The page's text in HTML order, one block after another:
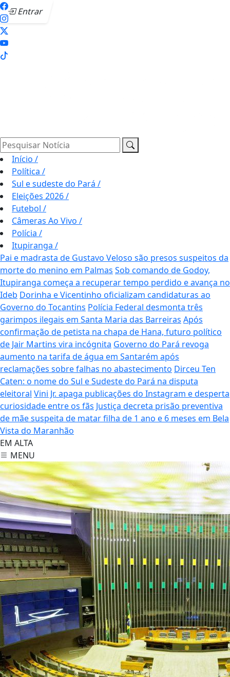
Entrar
Pesquisar Notícia
Início /
Política /
Sul e sudeste do Pará /
Eleições 2026/
Futebol /
Câmeras Ao Vivo /
Polícia /
Itupiranga /
Pai e madrasta de Gustavo Veloso são presos suspeitos da
morte do menino em Palmas Sob comando de Godoy,
Itupiranga começa a recuperar tempo perdido e avança no
Ideb Dorinha e Vicentinho oficializam candidaturas ao
Governo do Tocantins Polícia Federal desmonta três
garimpos ilegais em Santa Maria das Barreiras Após
confirmação de petista na chapa de Hana, futuro político
de Jair Martins vira incógnita Governo do Pará revoga
aumento na tarifa de água em Santarém após
reclamações sobre falhas no abastecimento Dirceu Ten
Caten: o nome do Sul e Sudeste do Pará na disputa
eleitoral Vini Jr. apaga publicações do Instagram e desperta
curiosidade entre os fãs Justiça decreta prisão preventiva
de mãe suspeita de matar filha de 1 ano e 6 meses em Bela
Vista do Maranhão
EM ALTA
MENU